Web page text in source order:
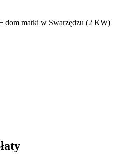
dom matki w Swarzędzu (2 KW)